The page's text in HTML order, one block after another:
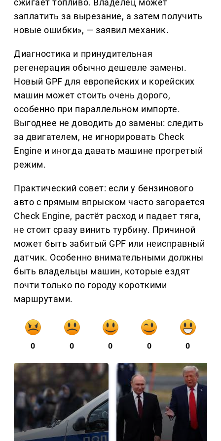
сжигает топливо. Владелец может
заплатить за вырезание, а затем получить
новые ошибки», — заявил механик.
Диагностика и принудительная
регенерация обычно дешевле замены.
Новый GPF для европейских и корейских
машин может стоить очень дорого,
особенно при параллельном импорте.
Выгоднее не доводить до замены: следить
за двигателем, не игнорировать Check
Engine и иногда давать машине прогретый
режим.
Практический совет: если у бензинового
авто с прямым впрыском часто загорается
Check Engine, растёт расход и падает тяга,
не стоит сразу винить турбину. Причиной
может быть забитый GPF или неисправный
датчик. Особенно внимательными должны
быть владельцы машин, которые ездят
почти только по городу короткими
маршрутами.
0 0 0 0 0